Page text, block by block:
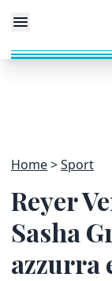
Home Sport
Reyer
Sasha
azzurra